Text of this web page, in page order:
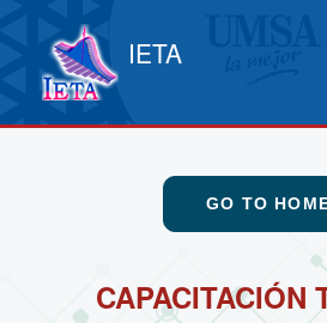
IETA
GO TO
CAPACITACIÓN